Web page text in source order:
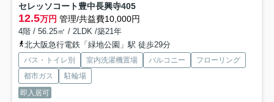
セレッソコート豊中長興寺405
12.5万円 管理/共益費10,000円
4階 / 56.25㎡ / 2LDK /築21年
北大阪急行電鉄「緑地公園」駅 徒歩29分
バス・トイレ別 室内洗濯機置場 バルコニー
フローリング
都市ガス
駐輪場
即入居可